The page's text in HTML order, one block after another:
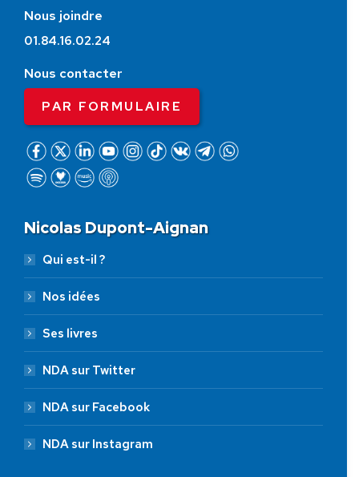
Nous joindre
01.84.16.02.24
Nous contacter
PAR FORMULAIRE
Nicolas Dupont-Aignan
Qui est-il ?
Nos idées
Ses livres
NDA sur Twitter
NDA sur Facebook
NDA sur Instagram